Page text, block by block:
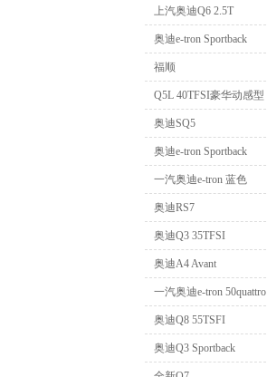
上汽奥迪Q6 2.5T
奥迪e-tron Sportback
福顺
Q5L 40TFSI豪华动感型
奥迪SQ5
奥迪e-tron Sportback
一汽奥迪e-tron 蓝色
奥迪RS7
奥迪Q3 35TFSI
奥迪A4 Avant
一汽奥迪e-tron 50quattro
奥迪Q8 55TSFI
奥迪Q3 Sportback